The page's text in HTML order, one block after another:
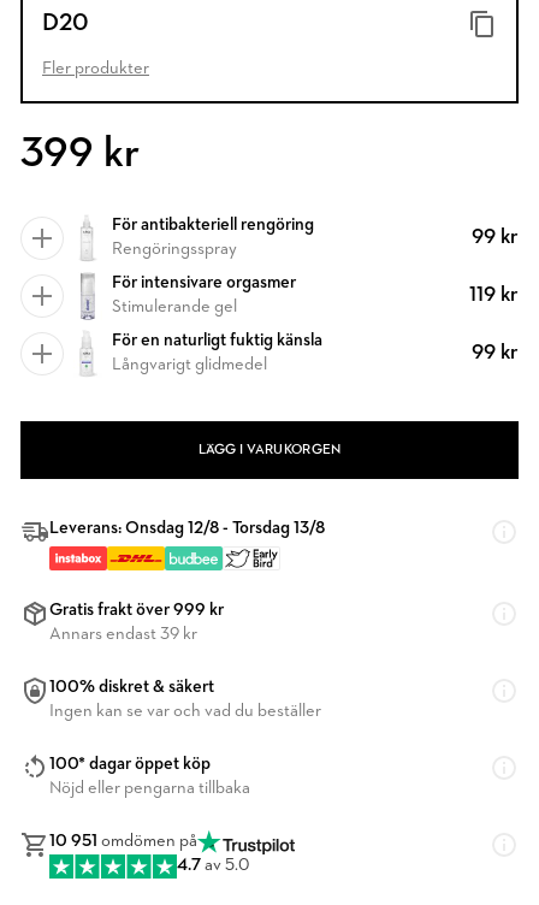
D20
Fler produkter
399 kr
För antibakteriell rengöring
Rengöringsspray
99 kr
För intensivare orgasmer
Stimulerande gel
119 kr
För en naturligt fuktig känsla
Långvarigt glidmedel
99 kr
LÄGG I VARUKORGEN
Leverans: Onsdag 12/8 - Torsdag 13/8
Gratis frakt över 999 kr
Annars endast 39 kr
100% diskret & säkert
Ingen kan se var och vad du beställer
100* dagar öppet köp
Nöjd eller pengarna tillbaka
10 951 omdömen på
4.7 av 5.0